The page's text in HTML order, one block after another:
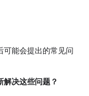
可能会提出的常见问
解决这些问题？